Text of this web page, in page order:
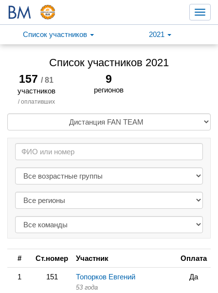
Список участников
2021
Список участников 2021
157/ 81
участников
/ оплативших
9
регионов
# Ст.номер Участник Оплата
1 151 Топорков Евгений
53 года
Да